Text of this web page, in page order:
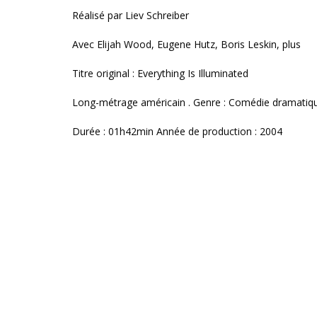
Réalisé par Liev Schreiber
Avec Elijah Wood, Eugene Hutz, Boris Leskin, plus
Titre original : Everything Is Illuminated
Long-métrage américain . Genre : Comédie
Durée : 01h42min Année de production : 2004